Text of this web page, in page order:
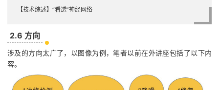
【技术综述】“看透”神经网络
2.6 方向
涉及的方向太广了，以图像为例，笔者以前在外讲座包括了以下内
容。